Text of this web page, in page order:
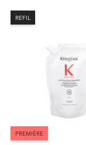
REFIL
PREMIÈRE